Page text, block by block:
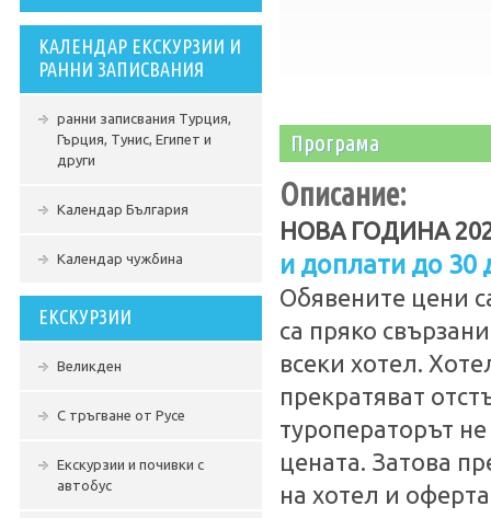
КАЛЕНДАР ЕКСКУРЗИИ И
РАННИ ЗАПИСВАНИЯ
ранни записвания Турция,
Гърция, Тунис, Египет и
други
Календар България
Календар чужбина
ЕКСКУРЗИИ
Великден
С тръгване от Русе
Екскурзии и почивки с
автобус
Програма
Описание:
НОВА ГОДИНА
и доплати до 30
Обявените цени
са пряко
всеки хотел.
прекратяват
туроператорът
цената. Затова
на хотел и